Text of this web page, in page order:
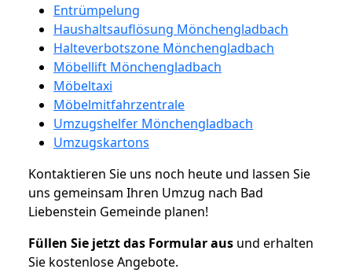
Entrümpelung
Haushaltsauflösung Mönchengladbach
Halteverbotszone Mönchengladbach
Möbellift Mönchengladbach
Möbeltaxi
Möbelmitfahrzentrale
Umzugshelfer Mönchengladbach
Umzugskartons
Kontaktieren Sie uns noch heute und lassen Sie
uns gemeinsam Ihren Umzug nach Bad
Liebenstein Gemeinde planen!
Füllen Sie jetzt das Formular aus und erhalten
Sie kostenlose Angebote.